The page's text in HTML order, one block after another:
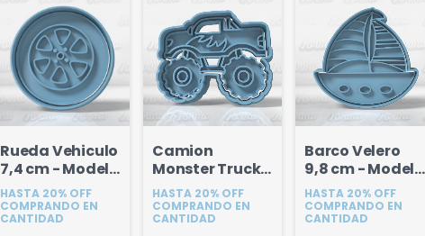
Rueda Vehiculo
7,4 cm - Modelo
2
HASTA 20% OFF
COMPRANDO EN
CANTIDAD
Camion
Monster Truck 7
cm
HASTA 20% OFF
COMPRANDO EN
CANTIDAD
Barco Velero
9,8 cm - Modelo
2
HASTA 20% OFF
COMPRANDO EN
CANTIDAD